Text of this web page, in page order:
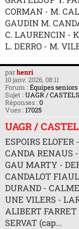
CORMAN - M.
GAUDIN M.
C. LAURENCIN -
L. DERRO - M.
parhenri
10 janv. 2026, 08:11
Forum : Équipes seniors
Sujet : UAGR /
Réponses : 0
Vues : 17025
UAGR /
ESPOIRS
CANDA RENAUS
GAU MARTY -
CANDALOT
DURAND -
UNE VILERS -
ALIBERT
SERVAT (cap...